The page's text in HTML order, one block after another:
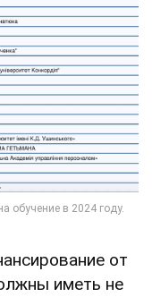
от
иметь не